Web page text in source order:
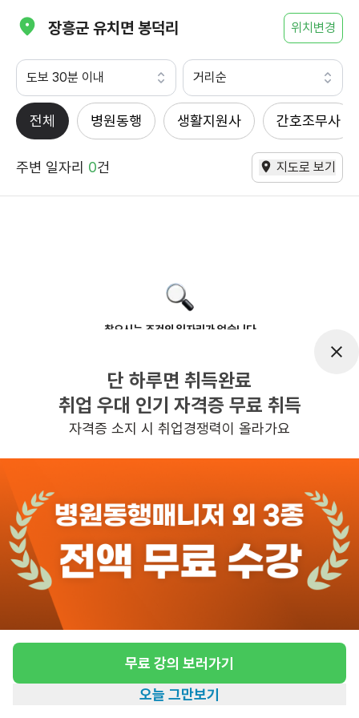
장흥군 유치면 봉덕리 위치변경
도보 30분 이내 거리순
전체 병원동행 생활지원사 간호조무사
주변 일자리 0건 지도로 보기
찾으시는 조건의 일자리가 없습니다
반경 3KM 이내의 일자리 확인하기
단 하루면 취득완료
취업 우대 인기 자격증 무료 취득
자격증 소지 시 취업경쟁력이 올라가요
무료 강의 보러가기
오늘 그만보기